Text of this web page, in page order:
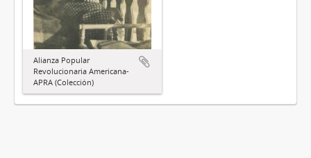
Alianza Popular
Revolucionaria Americana-
APRA (Colección)